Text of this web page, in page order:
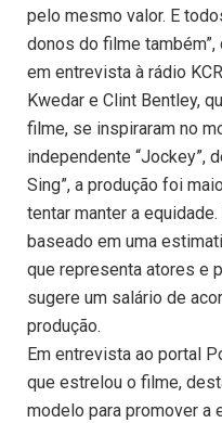
pelo mesmo valor. E
donos do filme
em entrevista à rádio
Kwedar e Clint Bentley,
filme, se inspiraram no
independente “Jockey”,
Sing”, a produção foi
tentar manter a
baseado em uma
que representa atores e
sugere um salário de
produção.
Em entrevista ao portal
que estrelou o filme,
modelo para promover a